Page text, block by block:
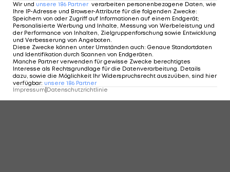
Wir und unsere 186 Partner verarbeiten personenbezogene Daten, wie
Ihre IP-Adresse und Browser-Attribute für die folgenden Zwecke:
Speichern von oder Zugriff auf Informationen auf einem Endgerät;
Personalisierte Werbung und Inhalte, Messung von Werbeleistung und
der Performance von Inhalten, Zielgruppenforschung sowie Entwicklung
und Verbesserung von Angeboten.
Diese Zwecke können unter Umständen auch: Genaue Standortdaten
und Identifikation durch Scannen von Endgeräten.
Manche Partner verwenden für gewisse Zwecke berechtigtes
Interesse als Rechtsgrundlage für die Datenverarbeitung. Details
dazu, sowie die Möglichkeit Ihr Widerspruchsrecht auszuüben, sind hier
verfügbar: unsere 186 Partner
Impressum Datenschutzrichtlinie